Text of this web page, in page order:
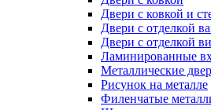
Двери с ковкой и
Двери с отделкой
Двери с отделкой
Ламинированные
Металлические
Рисунок на металле
Филенчатые